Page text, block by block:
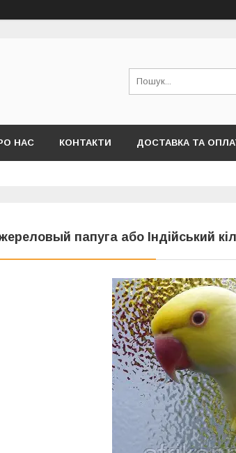
НАС КОНТАКТИ ДОСТАВКА ТА
папуга або Індійський